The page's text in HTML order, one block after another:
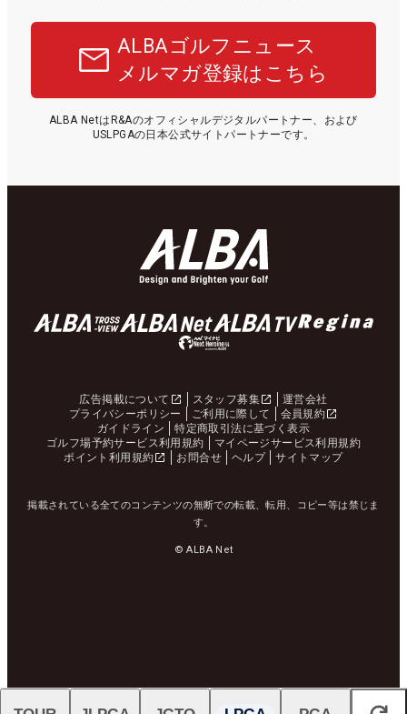
ALBAゴルフニュース
メルマガ登録はこちら
ALBA NetはR&Aのオフィシャルデジタルパートナー、および
USLPGAの日本公式サイトパートナーです。
広告掲載について スタッフ募集
運営会社
プライバシーポリシー
ご利用に際して
会員規約
ガイドライン
特定商取引法に基づく表示
ゴルフ場予約サービス利用規約
マイページサービス利用規約
ポイント利用規約
お問合せ ヘルプ サイトマップ
掲載されている全てのコンテンツの無断での転載、転用、コピー等は禁じま
す。
© ALBA Net